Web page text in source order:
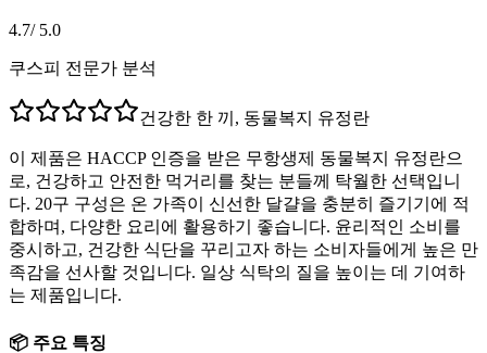
4.7/ 5.0
쿠스피 전문가 분석
건강한 한 끼, 동물복지 유정란
이 제품은 HACCP 인증을 받은 무항생제 동물복지 유정란으
로, 건강하고 안전한 먹거리를 찾는 분들께 탁월한 선택입니
다. 20구 구성은 온 가족이 신선한 달걀을 충분히 즐기기에 적
합하며, 다양한 요리에 활용하기 좋습니다. 윤리적인 소비를
중시하고, 건강한 식단을 꾸리고자 하는 소비자들에게 높은 만
족감을 선사할 것입니다. 일상 식탁의 질을 높이는 데 기여하
는 제품입니다.
📦 주요 특징